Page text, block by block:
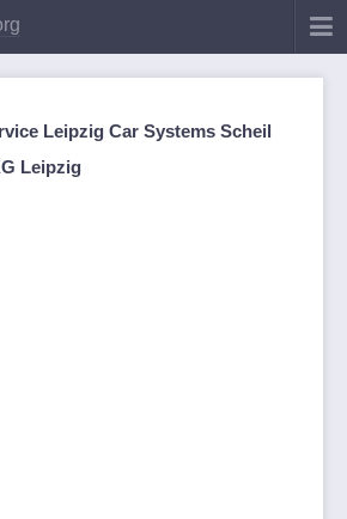
Leipzig Car Systems Scheil
Leipzig